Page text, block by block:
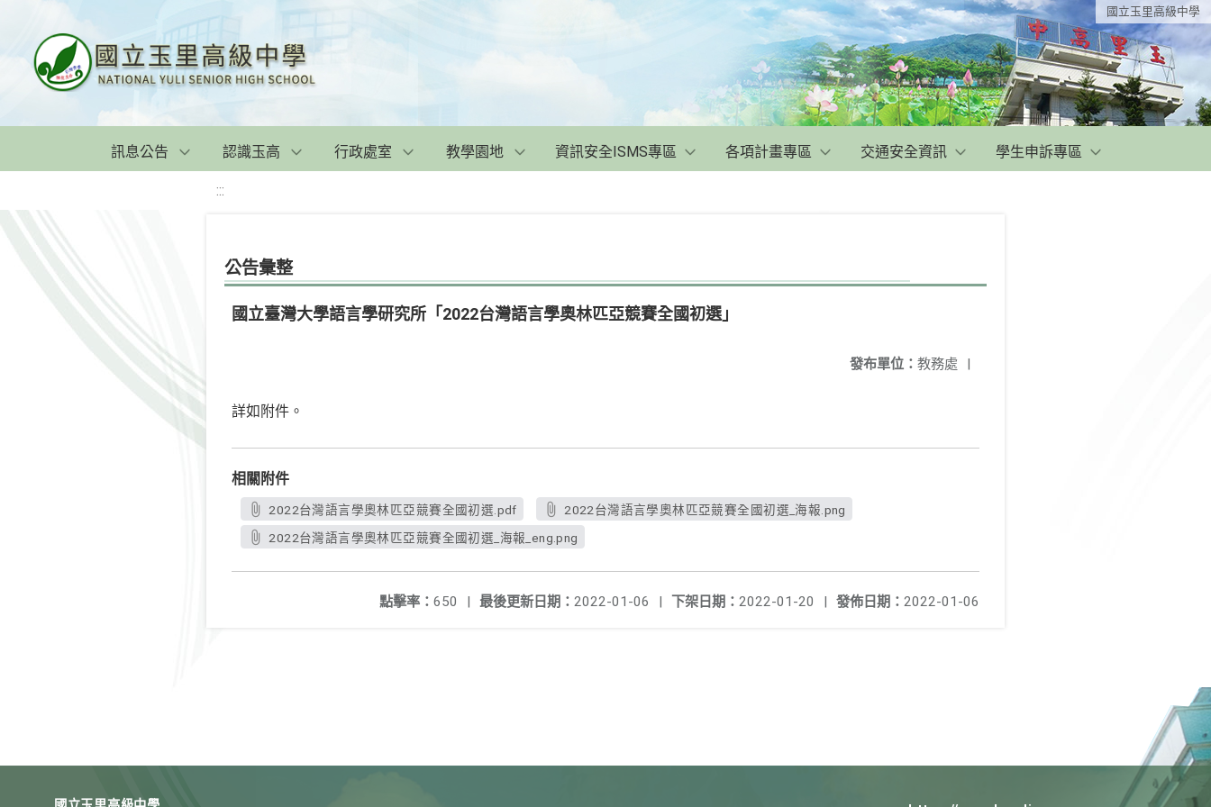
國立玉里高級中學
訊息公告 認識玉高 行政處室 教學園地 資訊安全ISMS專區 各項計畫專區 交通安全資訊 學生申訴專區
:::
公告彙整
國立臺灣大學語言學研究所「2022台灣語言學奧林匹亞競賽全國初選」
發布單位： 教務處 |
詳如附件。
相關附件
2022台灣語言學奧林匹亞競賽全國初選.pdf
2022台灣語言學奧林匹亞競賽全國初選_海報.png
2022台灣語言學奧林匹亞競賽全國初選_海報_eng.png
發佈日期： 2022-01-06
下架日期： 2022-01-20 |
最後更新日期： 2022-01-06 |
點擊率： 650 |